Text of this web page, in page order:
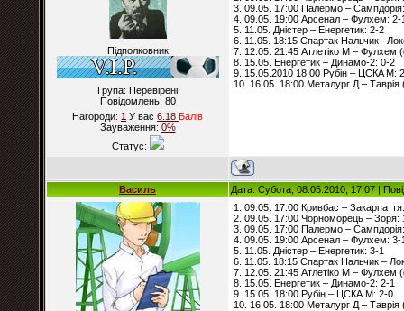
Підполковник
Група: Перевірені
Повідомлень: 80
Нагороди: 1 У вас 6.18 Балiв
Зауваження: 0%
Статус:
3. 09.05. 17:00 Палермо –
4. 09.05. 19:00 Арсенал – Фулхем: 2-
5. 11.05. Дністер – Енергетик: 2-2
6. 11.05. 18:15 Спартак Нальчик–
7. 12.05. 21:45 Атлетіко М – Фулхем
8. 15.05. Енергетик – Динамо-2: 0-2
9. 15.05.2010 18:00 Рубін – ЦСКA М:
10. 16.05. 18:00 Металург Д – Таврія
Василь Дата: Субота, 08.05.2010, 17:07 |
1. 09.05. 17:00 Кривбас –
2. 09.05. 17:00 Чорноморець – Зоря:
3. 09.05. 17:00 Палермо –
4. 09.05. 19:00 Арсенал – Фулхем: 3-
5. 11.05. Дністер – Енергетик: 3-1
6. 11.05. 18:15 Спартак Нальчик –
7. 12.05. 21:45 Атлетіко М – Фулхем
8. 15.05. Енергетик – Динамо-2: 2-1
9. 15.05. 18:00 Рубін – ЦСКА М: 2-0
10. 16.05. 18:00 Металург Д – Таврія